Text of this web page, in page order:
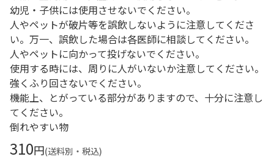
幼児・子供には使用させないでください。
人やペットが破片等を誤飲しないように注意してくださ
い。万一、誤飲した場合は各医師に相談してください。
人やペットに向かって投げないでください。
使用する時には、周りに人がいないか注意してください。
強くふり回さないでください。
機能上、とがっている部分がありますので、十分に注意し
てください。
倒れやすい物
310円(送料別・税込)